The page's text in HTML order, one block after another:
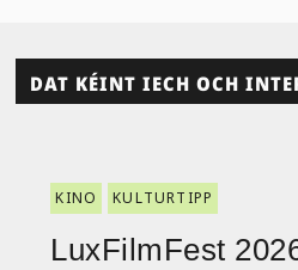
DAT KÉINT IECH OCH
KINO KULTURTIPP
LuxFilmFest